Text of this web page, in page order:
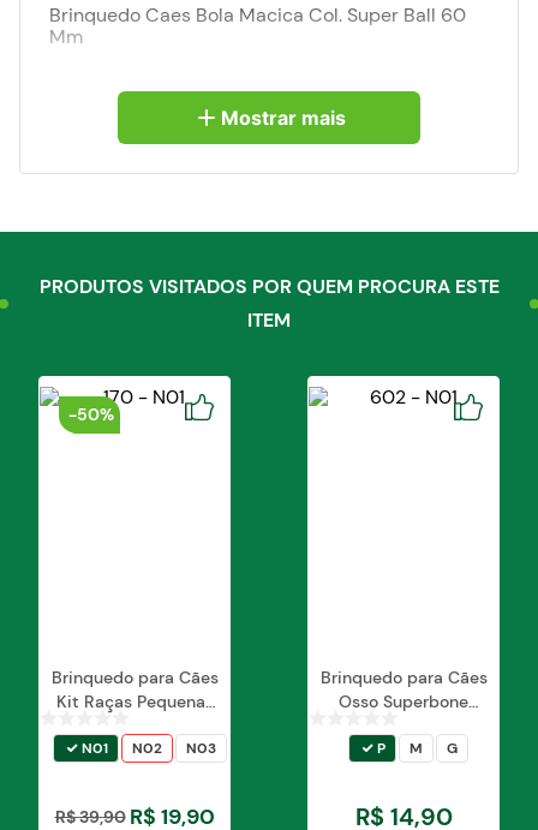
Brinquedo Caes Bola Macica Col. Super Ball 60
Mm
Mostrar mais
PRODUTOS VISITADOS POR QUEM PROCURA ESTE
ITEM
-50%
Brinquedo para Cães
Kit Raças Pequenas
N01 N02 N03
R$39,90 R$ 19,90
Brinquedo para Cães
Osso Superbone
P M G
R$ 14,90